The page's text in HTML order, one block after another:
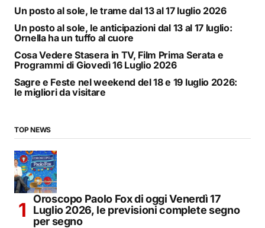
Un posto al sole, le trame dal 13 al 17 luglio 2026
Un posto al sole, le anticipazioni dal 13 al 17 luglio:
Ornella ha un tuffo al cuore
Cosa Vedere Stasera in TV, Film Prima Serata e
Programmi di Giovedì 16 Luglio 2026
Sagre e Feste nel weekend del 18 e 19 luglio 2026:
le migliori da visitare
TOP NEWS
Oroscopo Paolo Fox di oggi Venerdì 17
Luglio 2026, le previsioni complete segno
per segno